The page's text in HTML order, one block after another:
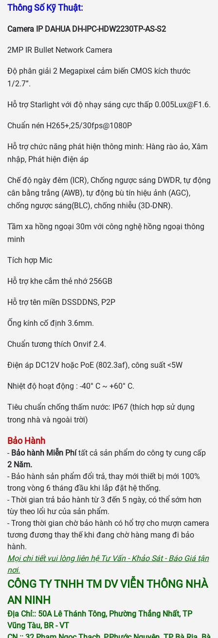
Thông Số Kỹ Thuật:
Camera IP DAHUA DH-IPC-HDW2230TP-AS-S2
2MP IR Bullet Network Camera
Độ phân giải 2 Megapixel cảm biến CMOS kích thước
1/2.7”.
Hỗ trợ Starlight với độ nhạy sáng cực thấp 0.005Lux@F1.6.
Chuẩn nén H265+,25/30fps@1080P
Hỗ trợ chức năng phát hiện thông minh: Hàng rào ảo, Xâm
nhập, Phát hiện điện áp
Chế độ ngày đêm (ICR), Chống ngược sáng DWDR, tự động
cân bằng trắng (AWB), tự động bù tín hiệu ảnh (AGC),
chống ngược sáng(BLC), chống nhiễu (3D-DNR).
Tầm xa hồng ngoại 30m với công nghệ hồng ngoại thông
minh
Tích hợp Mic
Hỗ trợ khe cắm thẻ nhớ 256GB
Hỗ trợ tên miền DSSDDNS, P2P
Ống kính cố định 3.6mm.
Chuẩn tương thích Onvif 2.4.
Điện áp DC12V hoặc PoE (802.3af), công suất <5W
Nhiệt độ hoạt động : -40° C ~ +60° C.
Tiêu chuẩn chống thấm nước: IP67 (thích hợp sử dụng
trong nhà và ngoài trời)
Bảo Hành
- Bảo hành Miễn Phítất cả sản phẩm do công ty cung cấp
2 Năm.
- Bảo hành sản phẩm đổi trả, thay mới thiết bị mới 100%
trong vòng 6 tháng đầu khi lắp đặt hệ thống.
- Thời gian trả bảo hành từ 3 đến 5 ngày, có thể sớm hơn
tùy theo lổi hư của sản phẩm.
- Trong thời gian chờ bảo hành có hổ trợ cho mượn camera
tương đương thay thế khi đang chờ hàng mang đi bảo
hành.
Mọi chi tiết vui lòng liên hệ Tư Vấn - Khảo Sát - Báo Giá tận
nơi.
CÔNG TY TNHH TM DV VIỄN THÔNG NHÀ
AN NINH
Địa Chỉ:: 50A Lê Thánh Tông, Phường Thắng Nhất, TP
Vũng Tàu, BR - VT